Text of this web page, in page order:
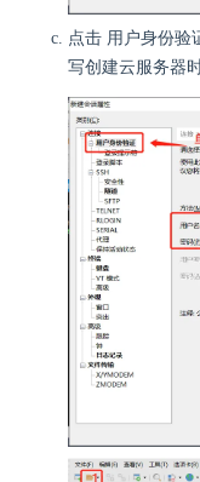
点击 用户身份验
写创建云服务器